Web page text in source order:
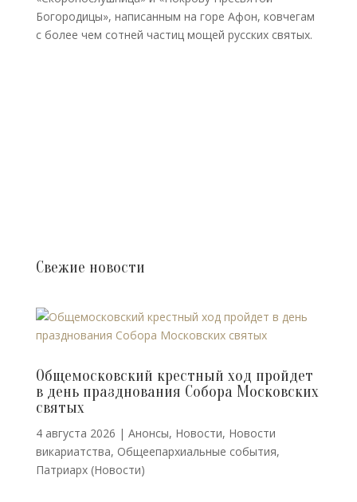
Богородицы», написанным на горе Афон, ковчегам
с более чем сотней частиц мощей русских святых.
Свежие новости
Общемосковский крестный ход пройдет
в день празднования Собора Московских
святых
4 августа 2026 | Анонсы, Новости, Новости
викариатства, Общеепархиальные события,
Патриарх (Новости)